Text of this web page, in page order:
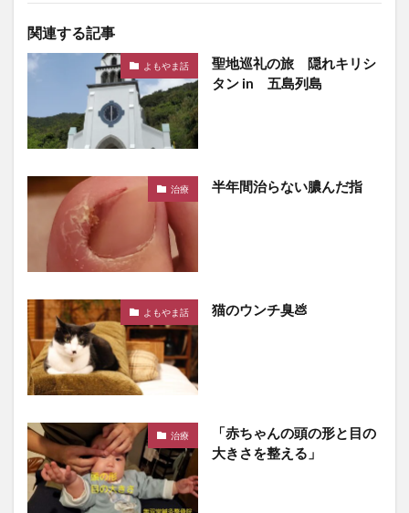
関連する記事
よもやま話
聖地巡礼の旅 隠れキリシ
タン in 五島列島
治療 半年間治らない膿んだ指
よもやま話 猫のウンチ臭💩
治療
「赤ちゃんの頭の形と目の
大きさを整える」